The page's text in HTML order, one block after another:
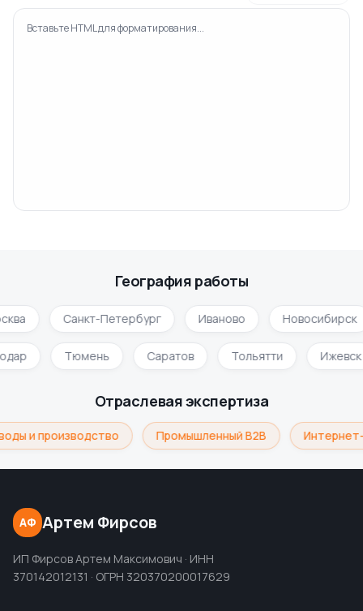
Вставьте HTML для форматирования...
География работы
Санкт-Петербург Иваново Новосибирск
Тюмень Саратов Тольятти Ижевск
Отраслевая экспертиза
и производство Промышленный B2B
АФ Артем Фирсов
ИП Фирсов Артем Максимович · ИНН
370142012131 · ОГРН 320370200017629